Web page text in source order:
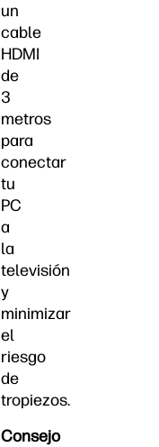
un
cable
HDMI
de
3
metros
para
conectar
tu
PC
a
la
televisión
y
minimizar
el
riesgo
de
tropiezos.
Consejo